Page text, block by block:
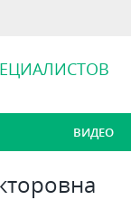
ВИДЕО